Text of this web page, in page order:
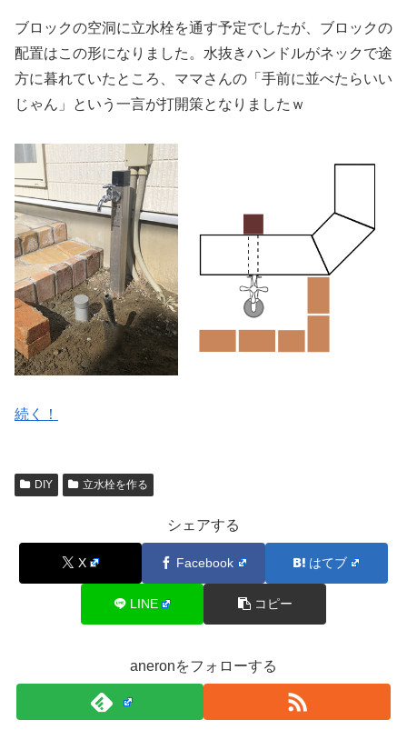
ブロックの空洞に立水栓を通す予定でしたが、ブロックの
配置はこの形になりました。水抜きハンドルがネックで途
方に暮れていたところ、ママさんの「手前に並べたらいい
じゃん」という一言が打開策となりましたｗ
続く！
DIY 立水栓を作る
シェアする
X Facebook はてブ
LINE コピー
aneronをフォローする